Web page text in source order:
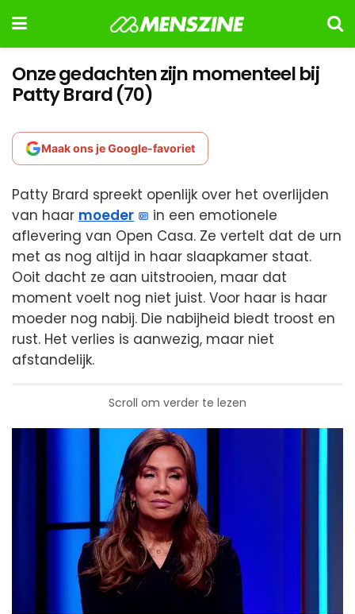
Onze gedachten zijn momenteel bij
Patty Brard (70)
Maak ons je Google-favoriet
Patty Brard spreekt openlijk over het overlijden
van haar moeder
in een emotionele
aflevering van Open Casa. Ze vertelt dat de urn
met as nog altijd in haar slaapkamer staat.
Ooit dacht ze aan uitstrooien, maar dat
moment voelt nog niet juist. Voor haar is haar
moeder nog nabij. Die nabijheid biedt troost en
rust. Het verlies is aanwezig, maar niet
afstandelijk.
Scroll om verder te lezen